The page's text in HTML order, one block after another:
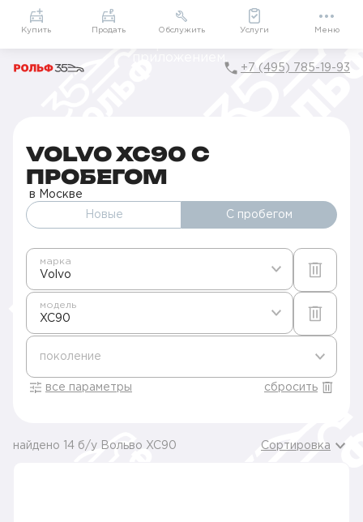
Приложение
Мой РОЛЬФ
Подарки внутри
+7 (495) 785-19-93
VOLVO XC90 С
ПРОБЕГОМ
в Москве
Новые С пробегом
Volvo
марка
XC90
модель
поколение
все параметры сбросить
найдено 14 б/у Вольво XC90 Сортировка
Купить Продать Обслужить Услуги Меню